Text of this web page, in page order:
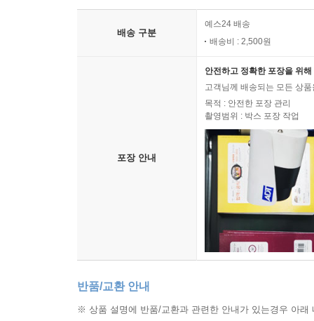
배송 구분
예스24 배송
배송비 : 2,500원
포장 안내
안전하고 정확한 포장을 위
고객님께 배송되는 모든 상
목적 : 안전한 포장 관리
촬영범위 : 박스 포장 작업
반품/교환 안내
※ 상품 설명에 반품/교환과 관련한 안내가 있는경우 아